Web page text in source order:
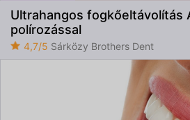
Ultrahangos fogkőeltávolítás
polírozással
4,7/5 Sárközy Brothers Dent